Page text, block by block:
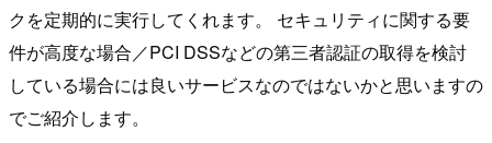
クを定期的に実行してくれます。 セキュリティに関する要
件が高度な場合／PCI DSSなどの第三者認証の取得を検討
している場合には良いサービスなのではないかと思いますの
でご紹介します。